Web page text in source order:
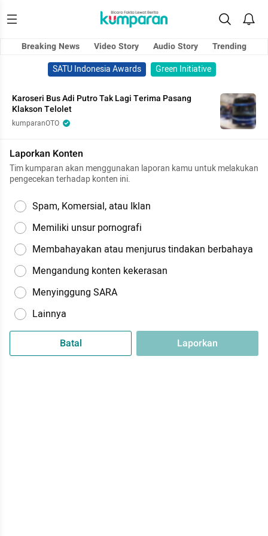
Breaking News Video Story Audio Story
Trending
SATU Indonesia Awards
Green Initiative
Karoseri Bus Adi Putro Tak Lagi Terima Pasang
Klakson Telolet
kumparanOTO
Laporkan Konten
Tim kumparan akan menggunakan laporan kamu untuk melakukan
pengecekan terhadap konten ini.
Spam, Komersial, atau Iklan
Memiliki unsur pornografi
Membahayakan atau menjurus tindakan berbahaya
Mengandung konten kekerasan
Menyinggung SARA
Lainnya
Batal Laporkan